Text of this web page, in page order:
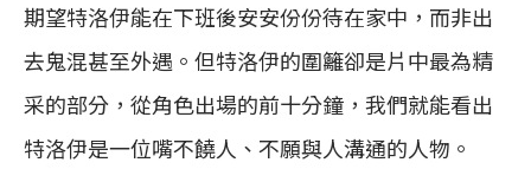
期望特洛伊能在下班後安安份份待在家中，而非出
去鬼混甚至外遇。但特洛伊的圍籬卻是片中最為精
采的部分，從角色出場的前十分鐘，我們就能看出
特洛伊是一位嘴不饒人、不願與人溝通的人物。